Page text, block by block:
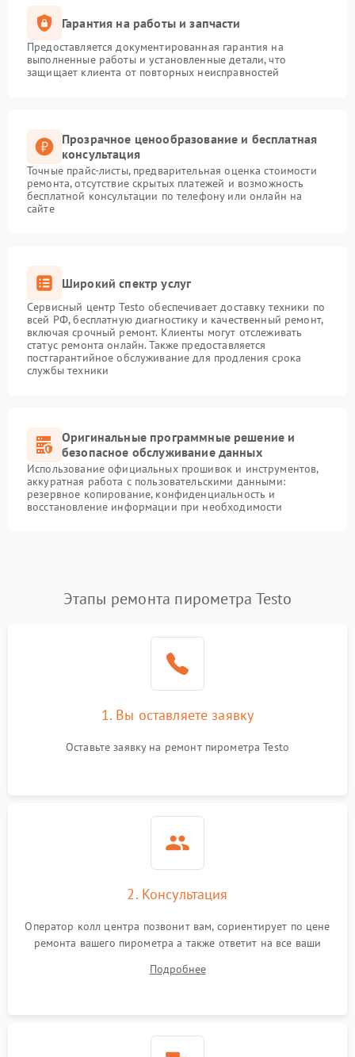
Гарантия на работы и запчасти
Предоставляется документированная гарантия на
выполненные работы и установленные детали, что
защищает клиента от повторных неисправностей
Прозрачное ценообразование и бесплатная
консультация
Точные прайс-листы, предварительная оценка стоимости
ремонта, отсутствие скрытых платежей и возможность
бесплатной консультации по телефону или онлайн на
сайте
Широкий спектр услуг
Сервисный центр Testo обеспечивает доставку техники по
всей РФ, бесплатную диагностику и качественный ремонт,
включая срочный ремонт. Клиенты могут отслеживать
статус ремонта онлайн. Также предоставляется
постгарантийное обслуживание для продления срока
службы техники
Оригинальные программные решение и
безопасное обслуживание данных
Использование официальных прошивок и инструментов,
аккуратная работа с пользовательскими данными:
резервное копирование, конфиденциальность и
восстановление информации при необходимости
Этапы ремонта пирометра Testo
1. Вы оставляете заявку
Оставьте заявку на ремонт пирометра Testo
2. Консультация
Оператор колл центра позвонит вам, сориентирует по цене
ремонта вашего пирометра а также ответит на все ваши
Подробнее